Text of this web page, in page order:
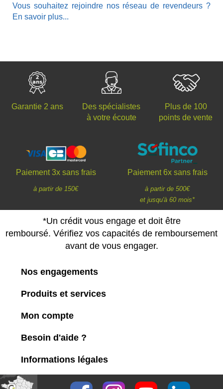
Vous souhaitez rejoindre nos réseau de revendeurs ?
En savoir plus...
Garantie 2 ans
Des spécialistes
à votre écoute
Plus de 100
points de vente
Paiement 3x sans frais
à partir de 150€
Paiement 6x sans frais
à partir de 500€
et jusqu'à 60 mois*
*Un crédit vous engage et doit être
remboursé. Vérifiez vos capacités de remboursement
avant de vous engager.
Nos engagements
Produits et services
Mon compte
Besoin d'aide ?
Informations légales